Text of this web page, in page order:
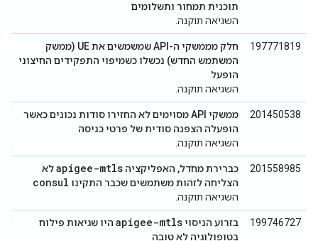
תוכנית תמחור ותשלומים
השגיאה תוקנה.
197771819
חלק מממשקי ה-API שמשמשים את UE (ממשק
המשתמש החדש) נכשלו כשמיפוי התפקידים החיצוני
הופעל
השגיאה תוקנה.
201450538
ממשקי API מסוימים לא החזירו סודות נכונים כאשר
הופעלה הצפנה סודית של פרטי כניסה
השגיאה תוקנה.
201558985 כברירת מחדל, האפליקציה apigee-mtlsלא
הצליחה לזהות משתמשים שכבר התקינו consul
השגיאה תוקנה.
199746727 בזרוע הניסויapigee-mtls היו שגיאות פילוח
בטופולוגיה לא טובה